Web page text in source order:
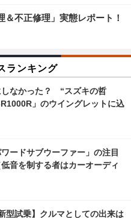
＆不正修理」実態レポート！
ランキング
しなかった？ “スズキの哲
」のウイングレットに込
ードサブウーファー」の注目
音を制する者はカーオーディ
型試乗】クルマとしての出来は